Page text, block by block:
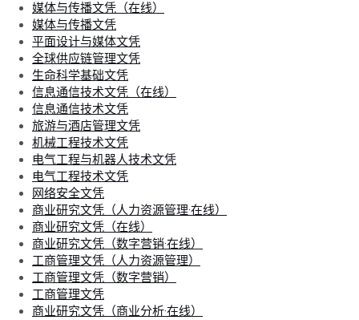
媒体与传播文凭（在线）
媒体与传播文凭
平面设计与媒体文凭
全球供应链管理文凭
生命科学基础文凭
信息通信技术文凭（在线）
信息通信技术文凭
旅游与酒店管理文凭
机械工程技术文凭
电气工程与机器人技术文凭
电气工程技术文凭
网络安全文凭
商业研究文凭（人力资源管理·在线）
商业研究文凭（在线）
商业研究文凭（数字营销·在线）
工商管理文凭（人力资源管理）
工商管理文凭（数字营销）
工商管理文凭
商业研究文凭（商业分析·在线）